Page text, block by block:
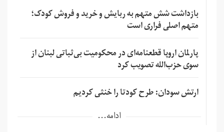
بازداشت شش متهم به ربایش و خرید و فروش کودک؛
متهم اصلی فراری است
پارلمان اروپا قطعنامه‌ای در محکومیت بی‌ثباتی لبنان از
سوی حزب‌الله تصویب کرد
ارتش سودان: طرح کودتا را خنثی کردیم
ادامه...